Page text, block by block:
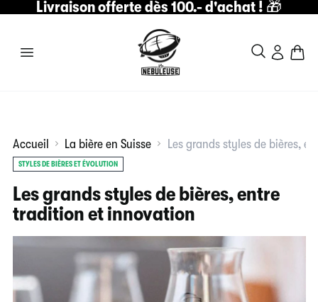
Livraison offerte dès 100.- d'achat ! 🎁
Accueil La bière en Suisse Les grands styles de bières,
STYLES DE BIÈRES ET ÉVOLUTION
Les grands styles de bières, entre
tradition et innovation